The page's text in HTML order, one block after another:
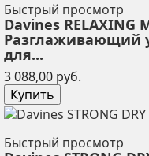
Быстрый просмотр
Davines RELAXING
для...
3 088,00 руб.
Купить
Быстрый просмотр